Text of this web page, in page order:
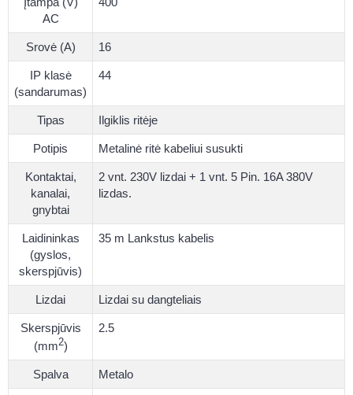
AC
Srovė (A) 16
IP klasė
(sandarumas)
44
Tipas Ilgiklis ritėje
Potipis Metalinė ritė kabeliui susukti
Kontaktai,
kanalai,
gnybtai
2 vnt. 230V lizdai + 1 vnt. 5 Pin. 16A 380V
lizdas.
Laidininkas
(gyslos,
skerspjūvis)
35 m Lankstus kabelis
Lizdai Lizdai su dangteliais
Skerspjūvis
(mm2)
2.5
Spalva Metalo